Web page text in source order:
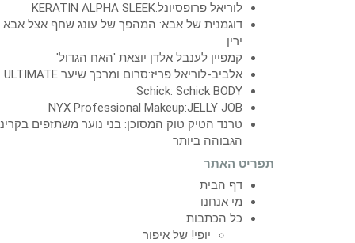
לוריאל פרופסיונל:KERATIN ALPHA SLEEK
דוגמנית של אבא: המהפך של עונג שחף אצל אבא
ירין
קמפיין לענבל אלדן יוצאת 'האח הגדול'
אלביב-לוריאל פריז:סרום ומרכך שיער ULTIMATE
Schick: Schick BODY
NYX Professional Makeup:JELLY JOB
טרנד הטיק טוק המסוכן: בני נוער משתזפים
הגבוהה ביותר
תפריט האתר
דף הבית
מי אנחנו
כל הכתבות
יופי! של איפור